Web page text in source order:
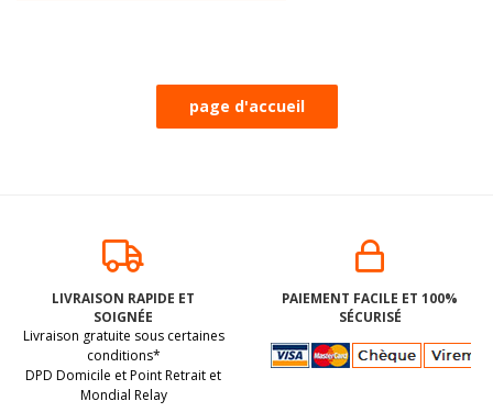
LIVRAISON RAPIDE ET
SOIGNÉE
Livraison gratuite sous certaines
conditions*
DPD Domicile et Point Retrait et
Mondial Relay
PAIEMENT FACILE ET 100%
SÉCURISÉ